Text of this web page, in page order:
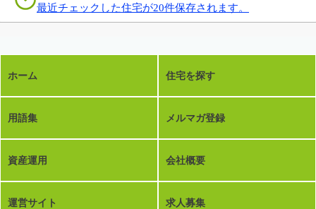
最近チェックした住宅が20件保存されます。
ホーム 住宅を探す
用語集 メルマガ登録
資産運用 会社概要
運営サイト 求人募集